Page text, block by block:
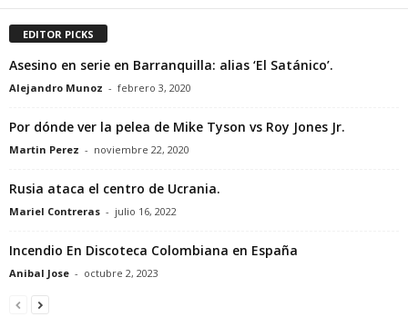
EDITOR PICKS
Asesino en serie en Barranquilla: alias ‘El Satánico’.
Alejandro Munoz - febrero 3, 2020
Por dónde ver la pelea de Mike Tyson vs Roy Jones Jr.
Martin Perez - noviembre 22, 2020
Rusia ataca el centro de Ucrania.
Mariel Contreras - julio 16, 2022
Incendio En Discoteca Colombiana en España
Anibal Jose - octubre 2, 2023